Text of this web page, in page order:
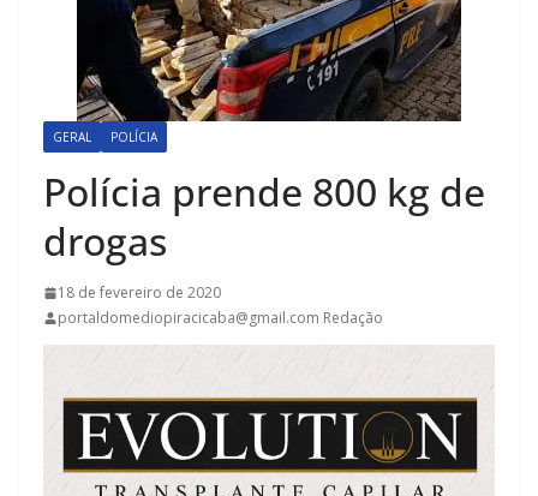
GERAL POLÍCIA
Polícia prende 800 kg de
drogas
18 de fevereiro de 2020
portaldomediopiracicaba@gmail.com Redação